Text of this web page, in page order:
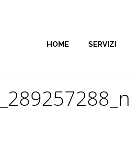
HOME SERVIZI